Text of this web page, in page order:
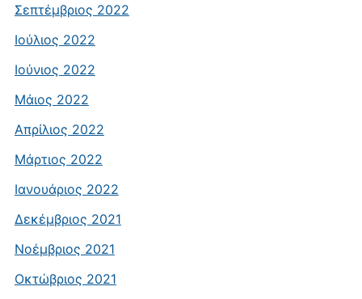
Σεπτέμβριος 2022
Ιούλιος 2022
Ιούνιος 2022
Μάιος 2022
Απρίλιος 2022
Μάρτιος 2022
Ιανουάριος 2022
Δεκέμβριος 2021
Νοέμβριος 2021
Οκτώβριος 2021